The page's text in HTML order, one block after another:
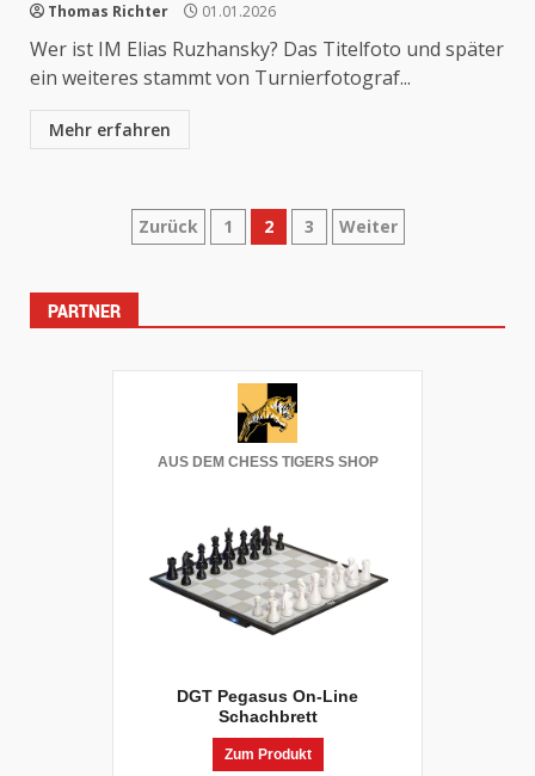
Thomas Richter 01.01.2026
Wer ist IM Elias Ruzhansky? Das Titelfoto und später
ein weiteres stammt von Turnierfotograf...
Mehr erfahren
Seitennummerierung
Beiträge
Zurück 1 2 3 Weiter
PARTNER
AUS DEM CHESS TIGERS SHOP
DGT Pegasus On-Line
Schachbrett
Zum Produkt